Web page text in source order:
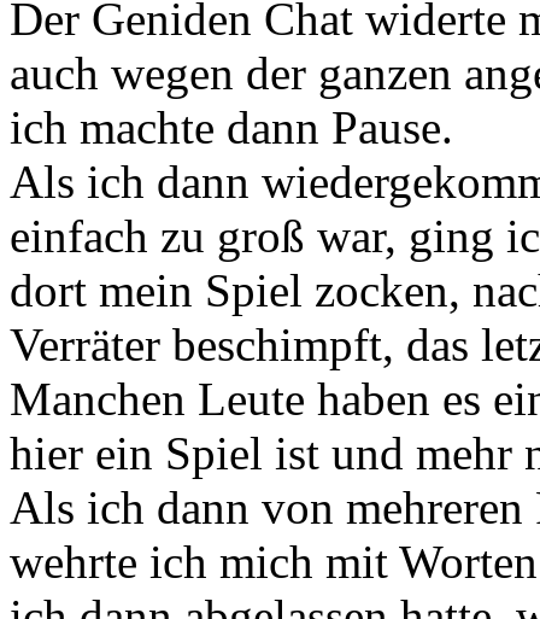
Der Geniden Chat widerte
auch wegen der ganzen
ich machte dann Pause.
Als ich dann
einfach zu groß war, ging
dort mein Spiel zocken,
Verräter beschimpft, das
Manchen Leute haben es
hier ein Spiel ist und mehr
Als ich dann von mehreren
wehrte ich mich mit